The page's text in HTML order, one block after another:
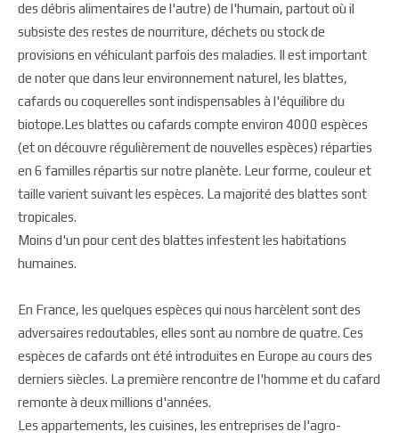
des débris alimentaires de l'autre) de l'humain, partout où il
subsiste des restes de nourriture, déchets ou stock de
provisions en véhiculant parfois des maladies. Il est important
de noter que dans leur environnement naturel, les blattes,
cafards ou coquerelles sont indispensables à l'équilibre du
biotope.Les blattes ou cafards compte environ 4000 espèces
(et on découvre régulièrement de nouvelles espèces) réparties
en 6 familles répartis sur notre planète. Leur forme, couleur et
taille varient suivant les espèces. La majorité des blattes sont
tropicales.
Moins d'un pour cent des blattes infestent les habitations
humaines.
En France, les quelques espèces qui nous harcèlent sont des
adversaires redoutables, elles sont au nombre de quatre. Ces
espèces de cafards ont été introduites en Europe au cours des
derniers siècles. La première rencontre de l'homme et du cafard
remonte à deux millions d'années.
Les appartements, les cuisines, les entreprises de l'agro-